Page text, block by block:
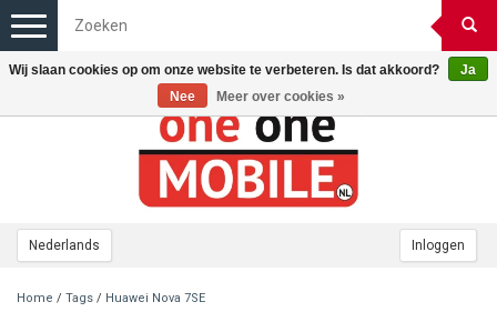
Nederlands Inloggen
Toggle
navigation
Home / Tags / Huawei Nova 7SE
Wij slaan cookies op om onze website te verbeteren. Is dat akkoord?
Ja
Nee
Meer over cookies »